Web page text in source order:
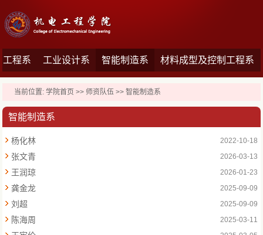
工程系 工业设计系 智能制造系 材料成型及控制工程系
当前位置:学院首页 >> 师资队伍 >>智能制造系
智能制造系
杨化林 2022-10-18
张文青 2026-03-13
王润琼 2026-01-23
龚金龙 2025-09-09
刘超 2025-09-09
陈海周 2025-03-11